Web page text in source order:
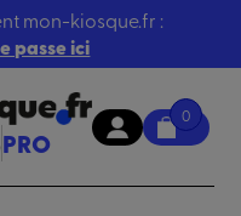
mon-kiosque.fr :
passe ici
PRO
0